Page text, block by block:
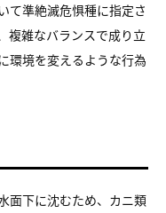
て準絶滅危惧種に指定さ
複雑なバランスで成り立
環境を変えるような行為
面下に沈むため、カニ類